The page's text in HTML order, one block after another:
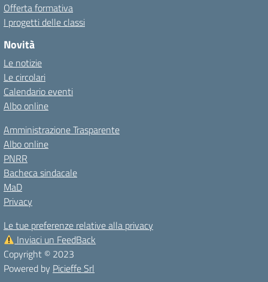
Offerta formativa
I progetti delle classi
Novità
Le notizie
Le circolari
Calendario eventi
Albo online
Amministrazione Trasparente
Albo online
PNRR
Bacheca sindacale
MaD
Privacy
Le tue preferenze relative alla privacy
Inviaci un FeedBack
Copyright © 2023
Powered by Picieffe Srl